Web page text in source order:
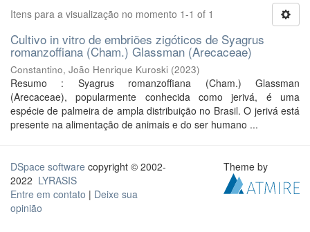
Itens para a visualização no momento 1-1 of 1
Cultivo in vitro de embriões zigóticos de Syagrus
romanzoffiana (Cham.) Glassman (Arecaceae)
Constantino, João Henrique Kuroski (2023)
Resumo : Syagrus romanzoffiana (Cham.) Glassman
(Arecaceae), popularmente conhecida como jerivá, é uma
espécie de palmeira de ampla distribuição no Brasil. O jerivá está
presente na alimentação de animais e do ser humano ...
DSpace software copyright © 2002-
2022 LYRASIS
Entre em contato | Deixe sua
opinião
Theme by